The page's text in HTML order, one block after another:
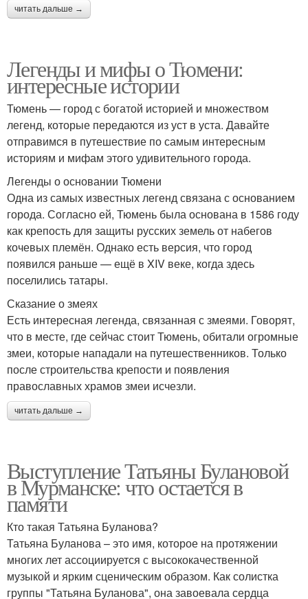
читать дальше →
Легенды и мифы о Тюмени:
интересные истории
Тюмень — город с богатой историей и множеством
легенд, которые передаются из уст в уста. Давайте
отправимся в путешествие по самым интересным
историям и мифам этого удивительного города.
Легенды о основании Тюмени
Одна из самых известных легенд связана с основанием
города. Согласно ей, Тюмень была основана в 1586 году
как крепость для защиты русских земель от набегов
кочевых племён. Однако есть версия, что город
появился раньше — ещё в XIV веке, когда здесь
поселились татары.
Сказание о змеях
Есть интересная легенда, связанная с змеями. Говорят,
что в месте, где сейчас стоит Тюмень, обитали огромные
змеи, которые нападали на путешественников. Только
после строительства крепости и появления
православных храмов змеи исчезли.
читать дальше →
Выступление Татьяны Булановой
в Мурманске: что остается в
памяти
Кто такая Татьяна Буланова?
Татьяна Буланова – это имя, которое на протяжении
многих лет ассоциируется с высококачественной
музыкой и ярким сценическим образом. Как солистка
группы "Татьяна Буланова", она завоевала сердца